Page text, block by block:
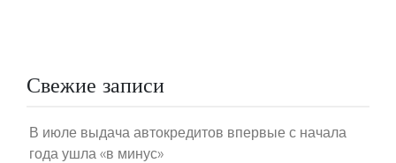
Свежие записи
В июле выдача автокредитов впервые с начала
года ушла «в минус»